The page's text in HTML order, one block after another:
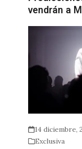
vendrán a
14 diciembre,
Exclusiva